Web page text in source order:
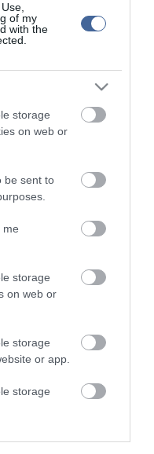
of my
with the
storage
on web or
be sent to
me
storage
on web or
storage
or app.
storage
storage
rendszer:© PortalWare, 2017
és moderálási alapelvek
csatornái